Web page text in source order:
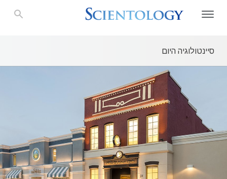
סיינטולוגיה היום